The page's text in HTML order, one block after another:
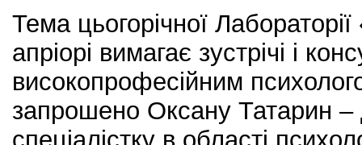
Тема цьогорічної
апріорі вимагає зустрічі і
високопрофесійним
запрошено Оксану Татарин